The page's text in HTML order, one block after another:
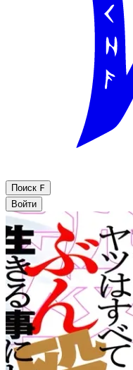
Поиск F
Войти